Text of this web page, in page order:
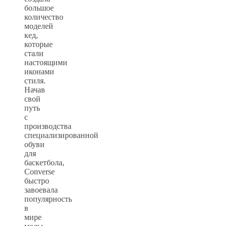
большое
количество
моделей
кед,
которые
стали
настоящими
иконами
стиля.
Начав
свой
путь
с
производства
специализированной
обуви
для
баскетбола,
Converse
быстро
завоевала
популярность
в
мире